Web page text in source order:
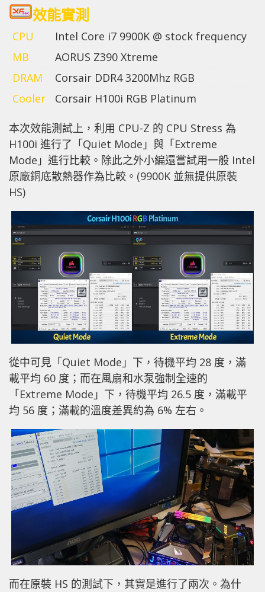
效能實測
CPU
Intel Core i7 9900K @ stock frequency
MB
AORUS Z390 Xtreme
DRAM
Corsair DDR4 3200Mhz RGB
Cooler
Corsair H100i RGB Platinum
本次效能測試上，利用 CPU-Z 的 CPU Stress 為
H100i 進行了「Quiet Mode」與「Extreme
Mode」進行比較。除此之外小編還嘗試用一般 Intel
原廠銅底散熱器作為比較。(9900K 並無提供原裝
HS)
從中可見「Quiet Mode」下，待機平均 28 度，滿
載平均 60 度；而在風扇和水泵強制全速的
「Extreme Mode」下，待機平均 26.5 度，滿載平
均 56 度；滿載的溫度差異約為 6% 左右。
而在原裝 HS 的測試下，其實是進行了兩次。為什